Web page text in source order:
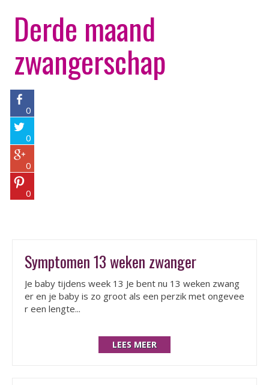
Derde maand
zwangerschap
0
0
0
0
Symptomen 13 weken zwanger
Je baby tijdens week 13 Je bent nu 13 weken zwang
er en je baby is zo groot als een perzik met ongevee
r een lengte...
LEES MEER